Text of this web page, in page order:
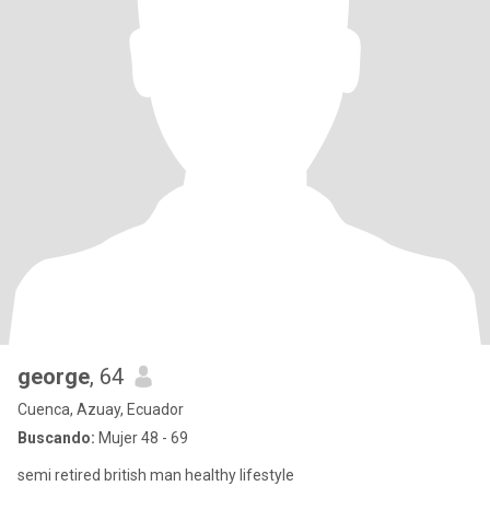
george, 64
Cuenca, Azuay, Ecuador
Buscando: Mujer 48 - 69
semi retired british man healthy lifestyle